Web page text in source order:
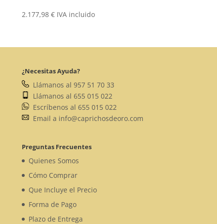
2.177,98 € IVA incluido
¿Necesitas Ayuda?
Llámanos al 957 51 70 33
Llámanos al 655 015 022
Escríbenos al 655 015 022
Email a info@caprichosdeoro.com
Preguntas Frecuentes
Quienes Somos
Cómo Comprar
Que Incluye el Precio
Forma de Pago
Plazo de Entrega